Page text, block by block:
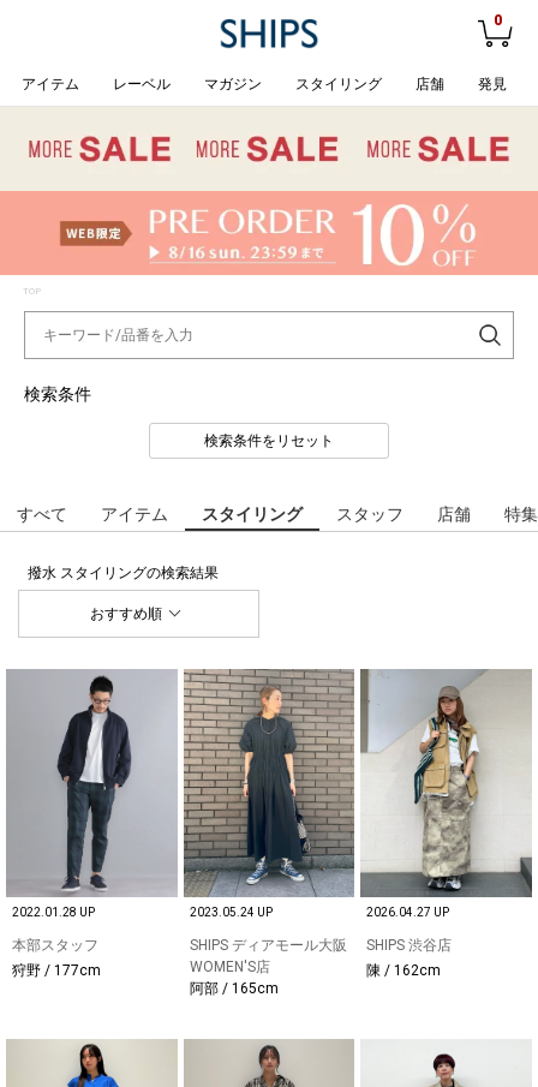
0
アイテム レーベル マガジン スタイリング 店舗 発見
TOP
検索条件
検索条件をリセット
すべて アイテム スタイリング スタッフ 店舗 特集
撥水 スタイリングの検索結果
おすすめ順
2022.01.28 UP
本部スタッフ
狩野 / 177cm
2023.05.24 UP
SHIPS ディアモール大阪
WOMEN'S店
阿部 / 165cm
2026.04.27 UP
SHIPS 渋谷店
陳 / 162cm